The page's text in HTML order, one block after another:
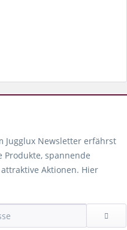
Jugglux Newsletter erfährst
Produkte, spannende
Aktionen. Hier